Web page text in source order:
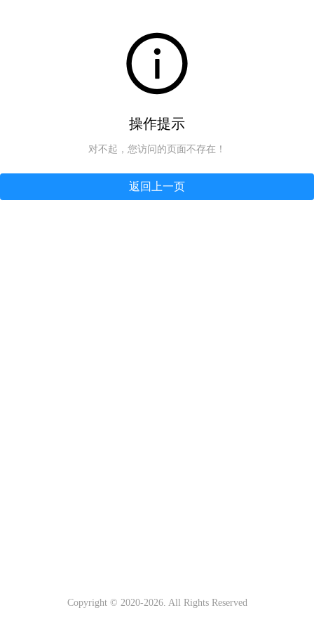
操作提示
对不起，您访问的页面不存在！
返回上一页
Copyright © 2020-2026. All Rights Reserved